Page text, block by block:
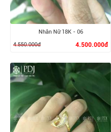
XEM CHI TIẾT
Nhẫn Nữ 18K - 06
4.550.000đ
4.500.000đ